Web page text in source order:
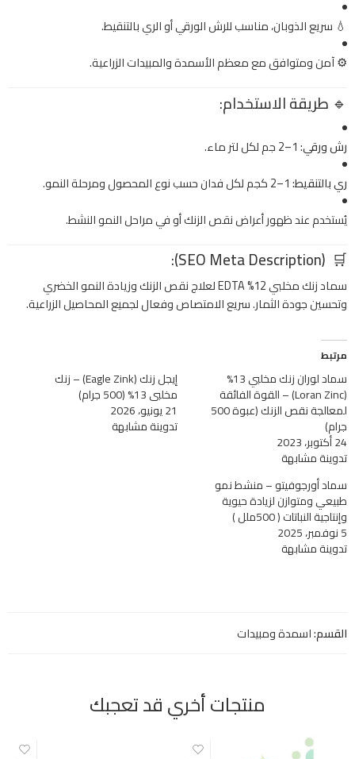
💧 سريع الذوبان، مناسب للرش الورقي أو الري بالتنقيط.
⚙️ آمن ومتوافق مع معظم الأسمدة والمبيدات الزراعية.
🔹 طريقة الاستخدام:
رش ورقي:
ري بالتنقيط:
يُستخدم عند ظهور أعراض نقص الزنك أو في مراحل النمو النشط.
🛒
(SEO Meta Description):
سماد زنك مخلبي 12% EDTA لعلاج نقص الزنك وزيادة النمو الخضري
وتحسين جودة الثمار. سريع الامتصاص وفعال لجميع المحاصيل الزراعية.
مرتبط
سماد لوران زنك مخلبي 13%
(Loran Zinc) – القوة الفائقة
لمعالجة نقص الزنك (عبوة 500
جرام)
24 أكتوبر، 2023
تدوينة مشابهة
إيجل زنك (Eagle Zink) – زنك
مخلبي 13% (500 جرام)
21 يونيو، 2026
تدوينة مشابهة
سماد أورجوفيتو – منشط نمو
طبيعي ومتوازن لزيادة حيوية
وإنتاجية النباتات ( 500ملل )
5 نوفمبر، 2025
تدوينة مشابهة
القسم:اسمدة ومبيدات
منتجات أخري قد تعجبك